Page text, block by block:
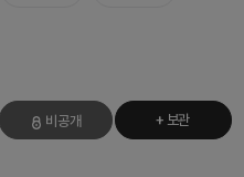
비공개 + 보관